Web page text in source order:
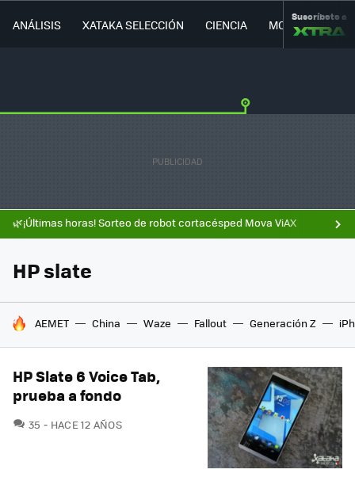
ANÁLISIS XATAKA SELECCIÓN CIENCIA MOVILIDAD
Suscríbete a
🌿¡Últimas horas! Sorteo de robot cortacésped Mova ViAX
HP slate
HOY SE HABLA DE
AEMET China Waze Fallout Generación Z
HP Slate 6 Voice Tab,
prueba a fondo
35 COMENTARIOS
HACE 12 AÑOS